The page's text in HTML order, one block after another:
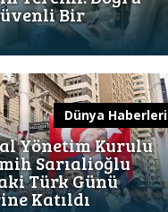
Bir
Dünya Haberleri
Yönetim Kurulu
Sarıalioğlu
Türk Günü
Katıldı